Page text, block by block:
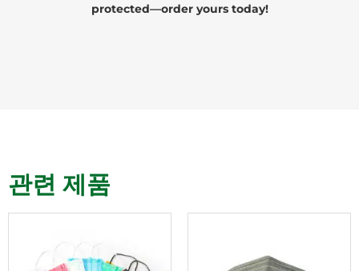
protected—order yours today!
관련 제품